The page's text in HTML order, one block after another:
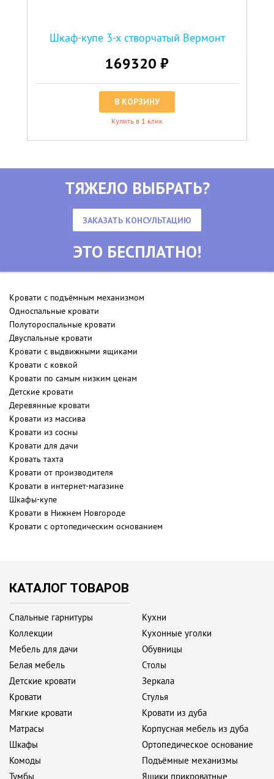
Шкаф-купе 3-х створчатый Вермонт
169320 ₽
В КОРЗИНУ
Купить в 1 клик
ТЯЖЕЛО ВЫБРАТЬ?
ЗАКАЗАТЬ КОНСУЛЬТАЦИЮ
ЭТО БЕСПЛАТНО!
Кровати с подъёмным механизмом
Односпальные кровати
Полутороспальные кровати
Двуспальные кровати
Кровати с выдвижными ящиками
Кровати с ковкой
Кровати по самым низким ценам
Детские кровати
Деревянные кровати
Кровати из массива
Кровати из сосны
Кровати для дачи
Кровать тахта
Кровати от производителя
Кровати в интернет-магазине
Шкафы-купе
Кровати в Нижнем Новгороде
Кровати с ортопедическим основанием
КАТАЛОГ ТОВАРОВ
Спальные гарнитуры
Коллекции
Мебель для дачи
Белая мебель
Детские кровати
Кровати
Мягкие кровати
Матрасы
Шкафы
Комоды
Тумбы
Кухни
Кухонные уголки
Обувницы
Столы
Зеркала
Стулья
Кровати из дуба
Корпусная мебель из дуба
Ортопедическое основание
Подъёмные механизмы
Ящики прикроватные